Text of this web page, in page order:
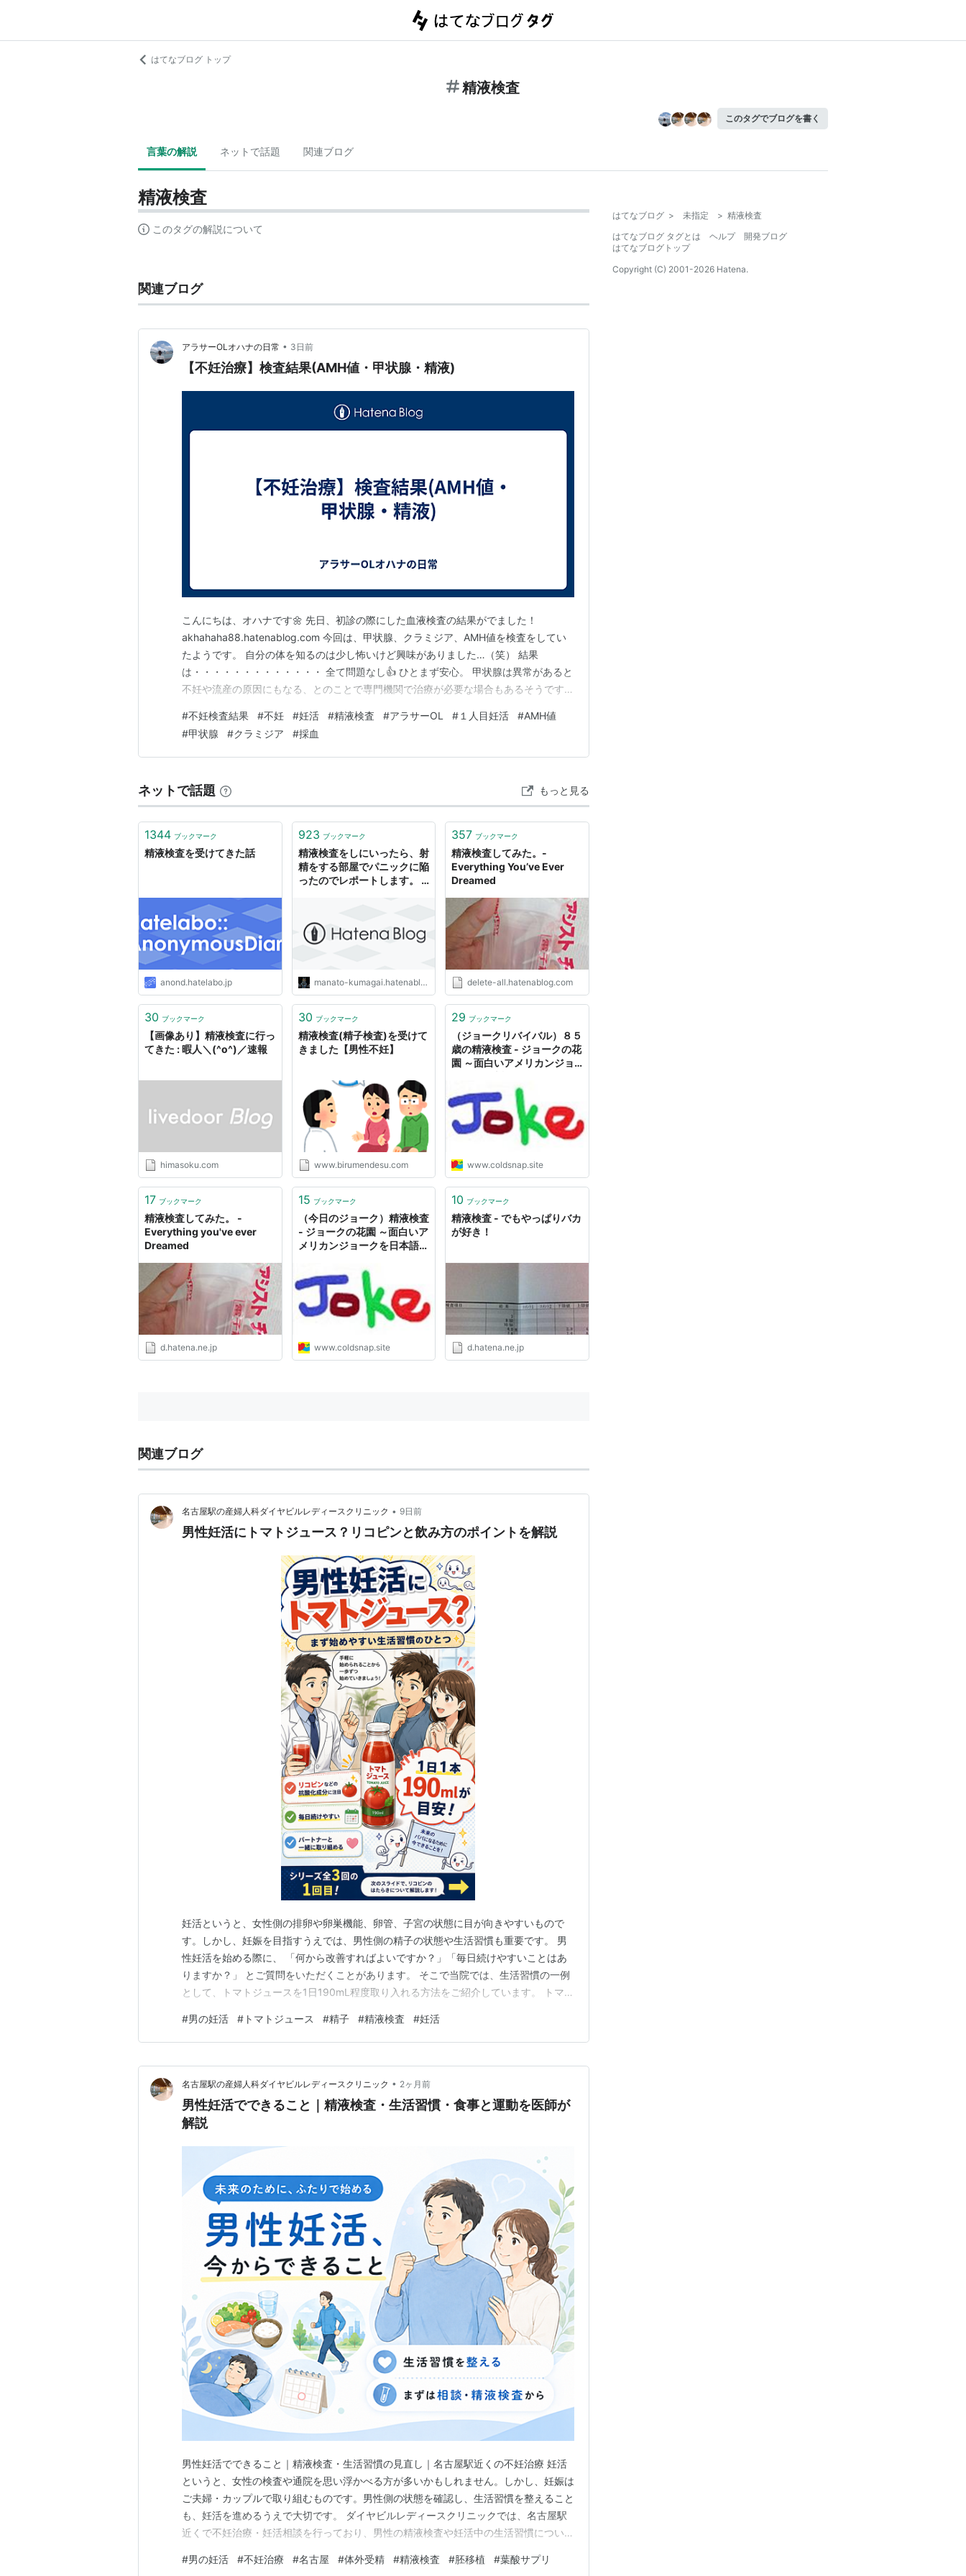
はてなブログ トップ
精液検査
このタグでブログを書く
言葉の解説 ネットで話題 関連ブログ
精液検査
このタグの解説について
関連ブログ
アラサーOLオハナの日常 • 3日前
【不妊治療】検査結果(AMH値・甲状腺・精液)
こんにちは、オハナです🌼 先日、初診の際にした血液検査の結果がでました！
akhahaha88.hatenablog.com 今回は、甲状腺、クラミジア、AMH値を検査をしてい
たようです。 自分の体を知るのは少し怖いけど興味がありました…（笑） 結果
は・・・・・・・・・・・・・ 全て問題なし👍 ひとまず安心。 甲状腺は異常があると
不妊や流産の原因にもなる、とのことで専門機関で治療が必要な場合もあるそうです。
ら知りました。 簡単にいうと、体の中に何個卵子が残っていますよ～という目安。 卵
子の質や妊娠のしやすさは関…
#不妊検査結果 #不妊 #妊活 #精液検査 #アラサーOL # １人目妊活 #AMH値
#甲状腺 #クラミジア #採血
ネットで話題 もっと見る
1344 ブックマーク
精液検査を受けてきた話
anond.hatelabo.jp
923 ブックマーク
精液検査をしにいったら、射
精をする部屋でパニックに陥
ったのでレポートします。 -
manato-kumagai.hatenablog.jp
357 ブックマーク
精液検査してみた。-
Everything You’ve Ever
Dreamed
delete-all.hatenablog.com
30 ブックマーク
【画像あり】精液検査に行っ
てきた : 暇人＼(^o^)／速報
himasoku.com
30 ブックマーク
精液検査(精子検査)を受けて
きました【男性不妊】
www.birumendesu.com
29 ブックマーク
（ジョークリバイバル）８５
歳の精液検査 - ジョークの花
園 ～面白いアメリカンジョ
www.coldsnap.site
17 ブックマーク
精液検査してみた。 -
Everything you've ever
Dreamed
d.hatena.ne.jp
15 ブックマーク
（今日のジョーク）精液検査
- ジョークの花園 ～面白いア
メリカンジョークを日本語で
www.coldsnap.site
10 ブックマーク
精液検査 - でもやっぱりバカ
が好き！
d.hatena.ne.jp
関連ブログ
名古屋駅の産婦人科ダイヤビルレディースクリニック • 9日前
男性妊活にトマトジュース？リコピンと飲み方のポイントを解説
妊活というと、女性側の排卵や卵巣機能、卵管、子宮の状態に目が向きやすいもので
す。しかし、妊娠を目指すうえでは、男性側の精子の状態や生活習慣も重要です。 男
性妊活を始める際に、 「何から改善すればよいですか？」「毎日続けやすいことはあ
りますか？」 とご質問をいただくことがあります。 そこで当院では、生活習慣の一例
として、トマトジュースを1日190mL程度取り入れる方法をご紹介しています。 トマト
種です。体内では抗酸化作用を持つ成分として研究されています。 精子は酸化ストレ
スの影響を受ける可能性があるため、リコピンを含む…
#男の妊活 # トマトジュース #精子 #精液検査 #妊活
名古屋駅の産婦人科ダイヤビルレディースクリニック • 2ヶ月前
男性妊活でできること｜精液検査・生活習慣・食事と運動を医師が
解説
男性妊活でできること｜精液検査・生活習慣の見直し｜名古屋駅近くの不妊治療 妊活
というと、女性の検査や通院を思い浮かべる方が多いかもしれません。しかし、妊娠は
ご夫婦・カップルで取り組むものです。男性側の状態を確認し、生活習慣を整えること
も、妊活を進めるうえで大切です。 ダイヤビルレディースクリニックでは、名古屋駅
近くで不妊治療・妊活相談を行っており、男性の精液検査や妊活中の生活習慣について
は、毎日の生活習慣を見直すことです。食事、睡眠、運動、禁煙、節酒など、基本的な
#男の妊活 #不妊治療 #名古屋 #体外受精 #精液検査 #胚移植 #葉酸サプリ
はてなブログ > 未指定 > 精液検査
はてなブログ タグとは
ヘルプ
開発ブログ
はてなブログトップ
Copyright (C) 2001-2026 Hatena.